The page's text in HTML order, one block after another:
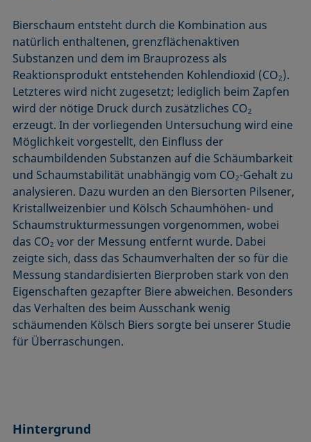
Bierschaum entsteht durch die Kombination aus
natürlich enthaltenen, grenzflächenaktiven
Substanzen und dem im Brauprozess als
Reaktionsprodukt entstehenden Kohlendioxid (CO2).
Letzteres wird nicht zugesetzt; lediglich beim Zapfen
wird der nötige Druck durch zusätzliches CO2
erzeugt. In der vorliegenden Untersuchung wird eine
Möglichkeit vorgestellt, den Einfluss der
schaumbildenden Substanzen auf die Schäumbarkeit
und Schaumstabilität unabhängig vom CO2-Gehalt zu
analysieren. Dazu wurden an den Biersorten Pilsener,
Kristallweizenbier und Kölsch Schaumhöhen- und
Schaumstrukturmessungen vorgenommen, wobei
das CO2 vor der Messung entfernt wurde. Dabei
zeigte sich, dass das Schaumverhalten der so für die
Messung standardisierten Bierproben stark von den
Eigenschaften gezapfter Biere abweichen. Besonders
das Verhalten des beim Ausschank wenig
schäumenden Kölsch Biers sorgte bei unserer Studie
für Überraschungen.
Hintergrund